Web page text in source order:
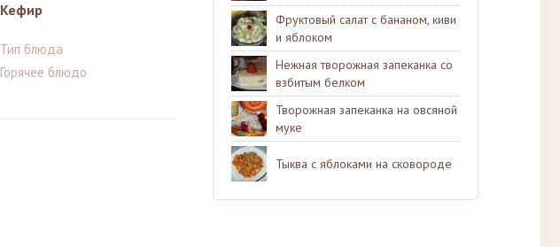
Кефир
Тип блюда
Горячее блюдо
Фруктовый салат с бананом, киви
и яблоком
Нежная творожная запеканка со
взбитым белком
Творожная запеканка на овсяной
муке
Тыква с яблоками на сковороде